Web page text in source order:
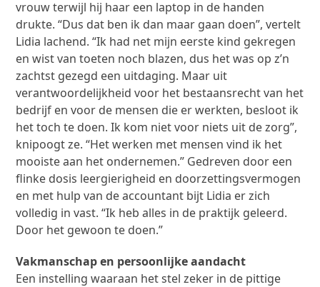
vrouw terwijl hij haar een laptop in de handen
drukte. “Dus dat ben ik dan maar gaan doen”, vertelt
Lidia lachend. “Ik had net mijn eerste kind gekregen
en wist van toeten noch blazen, dus het was op z’n
zachtst gezegd een uitdaging. Maar uit
verantwoordelijkheid voor het bestaansrecht van het
bedrijf en voor de mensen die er werkten, besloot ik
het toch te doen. Ik kom niet voor niets uit de zorg”,
knipoogt ze. “Het werken met mensen vind ik het
mooiste aan het ondernemen.” Gedreven door een
flinke dosis leergierigheid en doorzettingsvermogen
en met hulp van de accountant bijt Lidia er zich
volledig in vast. “Ik heb alles in de praktijk geleerd.
Door het gewoon te doen.”
Vakmanschap en persoonlijke aandacht
Een instelling waaraan het stel zeker in de pittige